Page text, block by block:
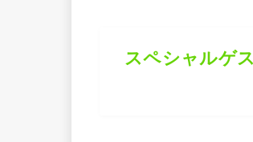
スペシャルゲ